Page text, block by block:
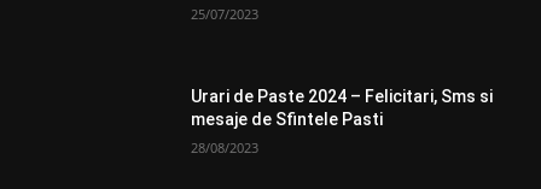
25/07/2023
Urari de Paste 2024 – Felicitari, Sms si
mesaje de Sfintele Pasti
28/08/2023